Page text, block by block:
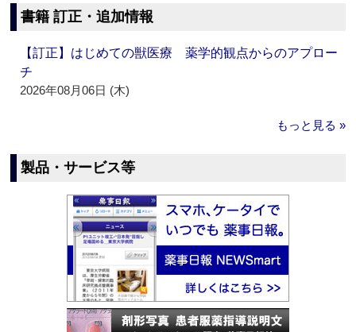
書籍 訂正・追加情報
【訂正】はじめての獣医療 薬学的観点からのアプロー
チ
2026年08月06日 (木)
もっと見る »
製品・サービス等